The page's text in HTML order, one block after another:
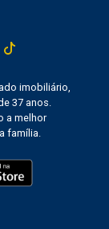
imobiliário,
37 anos.
a melhor
família.